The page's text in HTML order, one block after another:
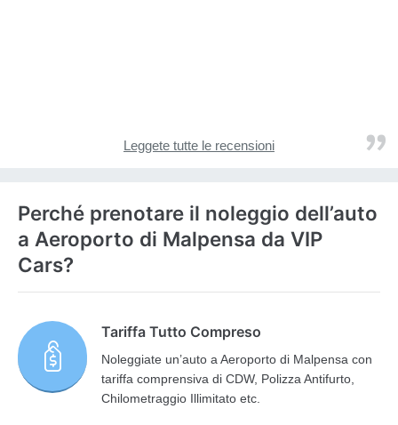
Leggete tutte le recensioni
Perché prenotare il noleggio dell’auto
a Aeroporto di Malpensa da VIP
Cars?
Tariffa Tutto Compreso
Noleggiate un’auto a Aeroporto di Malpensa con
tariffa comprensiva di CDW, Polizza Antifurto,
Chilometraggio Illimitato etc.